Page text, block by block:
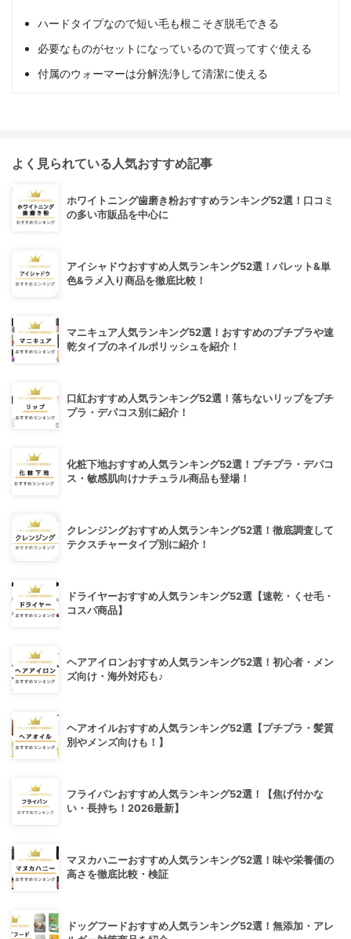
ハードタイプなので短い毛も根こそぎ脱毛できる
必要なものがセットになっているので買ってすぐ使える
付属のウォーマーは分解洗浄して清潔に使える
よく見られている人気おすすめ記事
ホワイトニング歯磨き粉おすすめランキング52選！口コミ
の多い市販品を中心に
アイシャドウおすすめ人気ランキング52選！パレット&単
色&ラメ入り商品を徹底比較！
マニキュア人気ランキング52選！おすすめのプチプラや速
乾タイプのネイルポリッシュを紹介！
口紅おすすめ人気ランキング52選！落ちないリップをプチ
プラ・デパコス別に紹介！
化粧下地おすすめ人気ランキング52選！プチプラ・デパコ
ス・敏感肌向けナチュラル商品も登場！
クレンジングおすすめ人気ランキング52選！徹底調査して
テクスチャータイプ別に紹介！
ドライヤーおすすめ人気ランキング52選【速乾・くせ毛・
コスパ商品】
ヘアアイロンおすすめ人気ランキング52選！初心者・メン
ズ向け・海外対応も♪
ヘアオイルおすすめ人気ランキング52選【プチプラ・髪質
別やメンズ向けも！】
フライパンおすすめ人気ランキング52選！【焦げ付かな
い・長持ち！2026最新】
マヌカハニーおすすめ人気ランキング52選！味や栄養価の
高さを徹底比較・検証
ドッグフードおすすめ人気ランキング52選！無添加・アレ